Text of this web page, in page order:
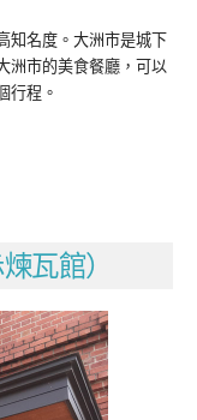
知名度。大洲市是城下
洲市的美食餐廳，可以
行程。
瓦館）